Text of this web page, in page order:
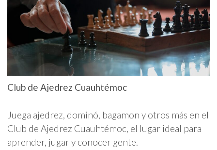
Club de Ajedrez Cuauhtémoc
Juega ajedrez, dominó, bagamon y otros más en el
Club de Ajedrez Cuauhtémoc, el lugar ideal para
aprender, jugar y conocer gente.